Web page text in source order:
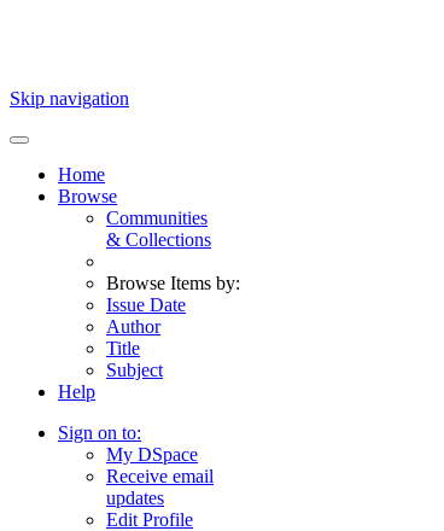
Skip navigation
Home
Browse
Communities
& Collections
Browse Items by:
Issue Date
Author
Title
Subject
Help
Sign on to:
My DSpace
Receive email
updates
Edit Profile